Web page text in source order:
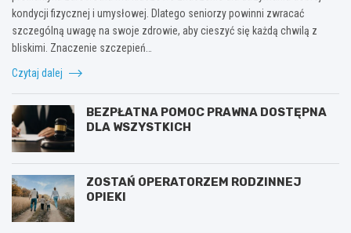
kondycji fizycznej i umysłowej. Dlatego seniorzy powinni zwracać
szczególną uwagę na swoje zdrowie, aby cieszyć się każdą chwilą z
bliskimi. Znaczenie szczepień…
Czytaj dalej
BEZPŁATNA POMOC PRAWNA DOSTĘPNA
DLA WSZYSTKICH
ZOSTAŃ OPERATORZEM RODZINNEJ
OPIEKI